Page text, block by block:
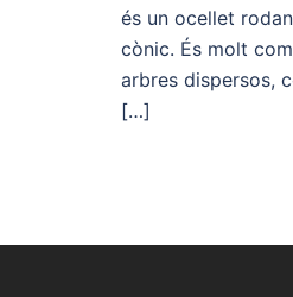
és un ocellet
cònic. És molt
arbres dispersos,
[…]